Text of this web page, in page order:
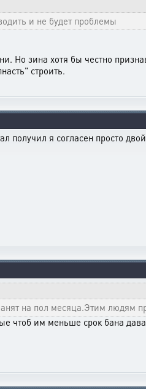
и не будет проблемы
Но зина хотя бы честно
строить.
получил я согласен просто
на пол месяца.Этим людям
чтоб им меньше срок бана